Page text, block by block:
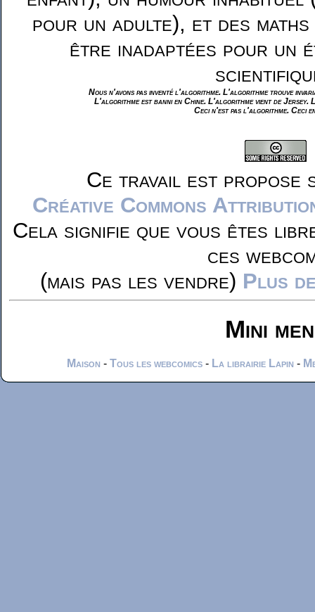
pour un adulte), et des maths
être inadaptées pour un
Nous n'avons pas inventé l'algorithme. L'algorithme trouve
L'algorithme est banni en Chine. L'algorithme vient de Jersey.
Ceci n'est pas l'algorithme. Ceci
Ce travail est propose
Créative Commons
Cela signifie que vous êtes
ces
(mais pas les vendre) Plus
Mini
Maison - Tous les webcomics - La librairie Lapin -